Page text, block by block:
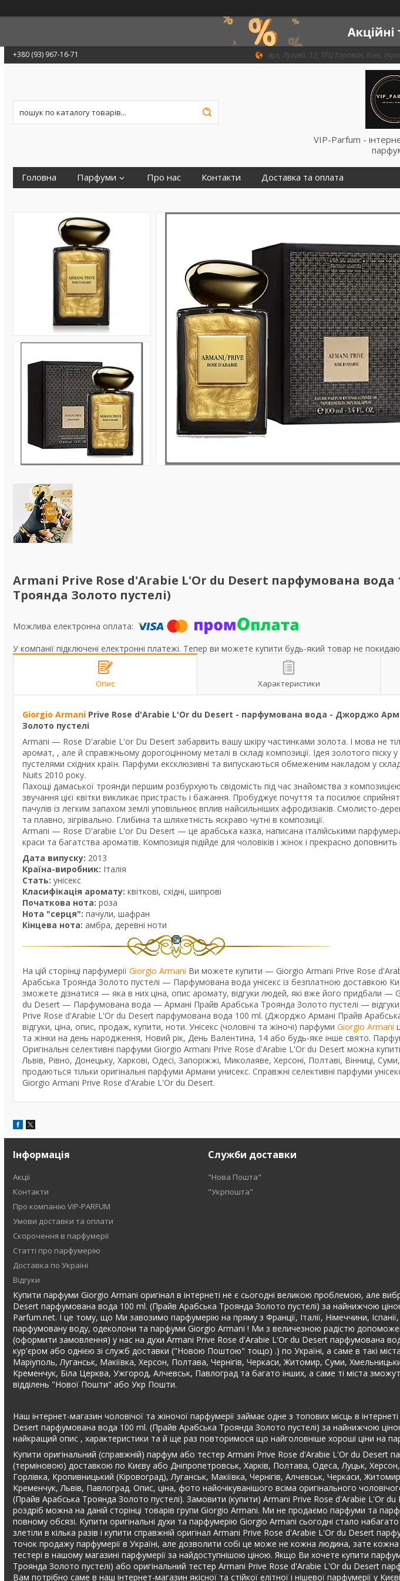
+380 (93) 967-16-71 вул, Лугова, 12, ТРЦ Караван, Київ,
VIP-Parfum -
Головна Парфуми Про нас Контакти Доставка та оплата
Armani Prive Rose d'Arabie L'Or du Desert парфумована вода
Троянда Золото пустелі)
У компанії підключені електронні платежі. Тепер ви можете купити будь-який товар не
Опис Характеристики
Giorgio Armani Prive Rose d'Arabie L'Or du Desert - парфумована вода - Джорджо
Золото пустелі
Armani — Rose D'arabie L'or Du Desert забарвить вашу шкіру частинками золота. І мова не
аромат, , але й справжньому дорогоцінному металі в складі композиції. Ідея золотого піску
пустелями східних країн. Парфуми ексклюзивні та випускаються обмеженим накладом у
Nuits 2010 року.
Пахощі дамаської троянди першим розбурхують свідомість під час знайомства з
звучання цієї квітки викликає пристрасть і бажання. Пробуджує почуття та посилює
пачулів із легким запахом землі уповільнює вплив найсильніших афродизіаків. Смолисто-
та плавно, зігрівально. Глибина та шляхетність яскраво чутні в композиції.
Armani — Rose D'arabie L'or Du Desert — це арабська казка, написана італійськими
краси та багатства ароматів. Композиція підійде для чоловіків і жінок і прекрасно доповнить
Дата випуску: 2013
Країна-виробник: Італія
Стать: унісекс
Класифікація аромату: квіткові, східні, шипрові
Початкова нота: роза
Нота "серця": пачули, шафран
Кінцева нота: амбра, деревні ноти
На цій сторінці парфумерії Giorgio Armani Ви можете купити — Giorgio Armani Prive Rose
Арабська Троянда Золото пустелі — Парфумована вода унісекс із безплатною доставкою
зможете дізнатися — яка в них ціна, опис аромату, відгуки людей, які вже його придбали —
du Desert — Парфумована вода — Армані Прайв Арабська Троянда Золото пустелі —
Prive Rose d'Arabie L'Or du Desert парфумована вода 100 ml. (Джорджо Армані Прайв
відгуки, ціна, опис, продаж, купити, ноти. Унісекс (чоловічі та жіночі) парфуми Giorgio Armani
та жінки на день народження, Новий рік, День Валентина, 14 або будь-яке інше свято.
Оригінальні селективні парфуми Giorgio Armani Prive Rose d'Arabie L'Or du Desert можна
Львів, Рівно, Донецьку, Харкові, Одесі, Запоріжжі, Миколаяве, Херсоні, Полтаві, Вінниці, Суми,
продаються тільки оригінальні парфуми Армани унисекс. Справжні селективні парфуми
Giorgio Armani Prive Rose d'Arabie L'Or du Desert.
Інформація
Акції
Контакти
Про компанію VIP-PARFUM
Умови доставки та оплати
Скорочення в парфумерії
Статті про парфумерію
Доставка по Україні
Відгуки
Служби доставки
"Нова Пошта"
"Укрпошта"
Купити парфуми Giorgio Armani оригінал в інтернеті не є сьогодні великою проблемою, але
Desert парфумована вода 100 ml. (Прайв Арабська Троянда Золото пустелі) за найнижчою
Parfum.net. І це тому, що Ми завозимо парфумерію на пряму з Франції, Італії, Німеччини,
парфумовану воду, одеколони та парфуми Giorgio Armani ! Ми з величезною радістю
(оформити замовлення) у нас на духи Armani Prive Rose d'Arabie L'Or du Desert парфумована
кур'єром або однією зі служб доставки ("Новою Поштою" тощо) .) по Україні, а саме в такі
Маріуполь, Луганськ, Макіївка, Херсон, Полтава, Чернігів, Черкаси, Житомир, Суми,
Кременчук, Біла Церква, Ужгород, Алчевськ, Павлоград та багато інших, а саме ті міста
відділень "Нової Пошти" або Укр Пошти.
Наш інтернет-магазин чоловічої та жіночої парфумерії займає одне з топових місць в
Desert парфумована вода 100 ml. (Прайв Арабська Троянда Золото пустелі) за найнижчою
найкращий опис , характеристики та й ще раз повторимося що найголовніше хороші ціни на
Купити оригінальний (справжній) парфум або тестер Armani Prive Rose d'Arabie L'Or du Desert
(терміновою) доставкою по Києву або Дніпропетровськ, Харків, Полтава, Одеса, Луцьк,
Горлівка, Кропивницький (Кіровоград), Луганськ, Макіївка, Чернігів, Алчевськ, Черкаси,
Кременчук, Львів, Павлоград. Опис, ціна, фото найочікуванішого всіма оригінального
(Прайв Арабська Троянда Золото пустелі). Замовити (купити) Armani Prive Rose d'Arabie L'Or
роздріб можна на даній сторінці товарів групи Giorgio Armani. Ми не продаємо парфуми та
повному обсязі. Купити оригінальні духи та парфумерію Giorgio Armani сьогодні стало
злетіли в кілька разів і купити справжній оригінал Armani Prive Rose d'Arabie L'Or du Desert
точок продажу парфумерії в Україні, але дозволити собі це може не кожна людина, зате кожна
тестері в нашому магазині парфумерії за найдоступнішою ціною. Якщо Ви хочете купити
Троянда Золото пустелі) або оригінальний тестер Armani Prive Rose d'Arabie L'Or du Desert
Вам потрібно саме в наш інтернет-магазин якісної та стійкої елітної і нішевої парфумерії у